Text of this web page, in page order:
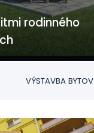
rodinného
VÝSTAVBA BYTOV